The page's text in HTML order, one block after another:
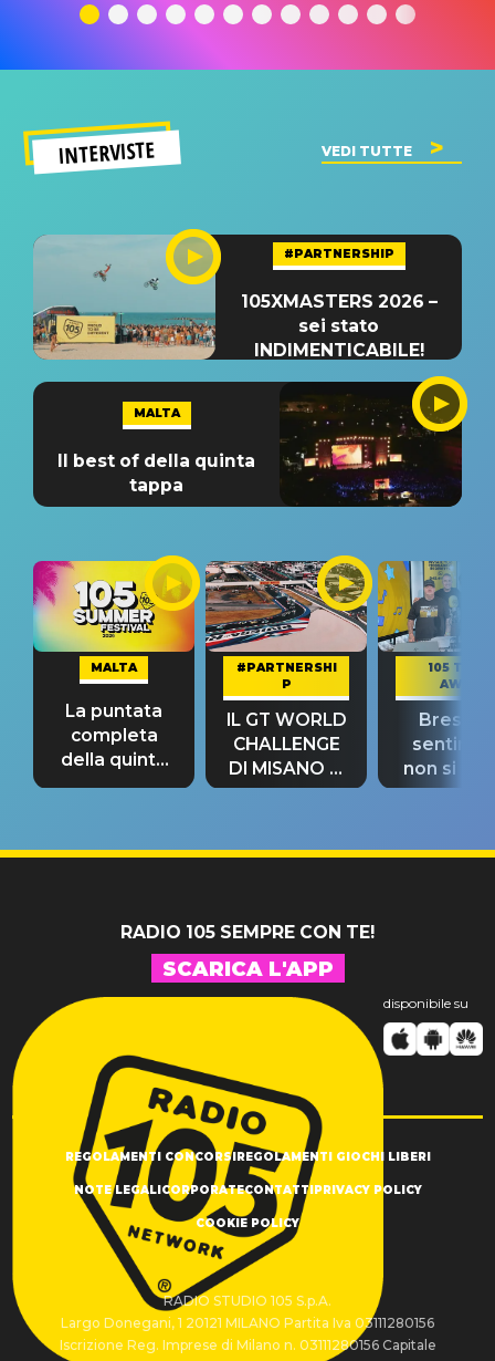
significato
del singolo
INTERVISTE VEDI TUTTE
#PARTNERSHIP
105XMASTERS 2026 –
sei stato
INDIMENTICABILE!
MALTA
Il best of della quinta
tappa
MALTA
La puntata
completa
della quinta
tappa
#PARTNERSHI
P
IL GT WORLD
CHALLENGE
DI MISANO si
riconferma
105 TAKE
AWAY
Bresh:
non si
fino alla
RADIO 105 SEMPRE CON TE!
SCARICA L'APP
disponibile su
REGOLAMENTI CONCORSIREGOLAMENTI GIOCHI LIBERI
NOTE LEGALICORPORATECONTATTIPRIVACY POLICY
COOKIE POLICY
RADIO STUDIO 105 S.p.A.
Largo Donegani, 1 20121 MILANO Partita Iva 03111280156
Iscrizione Reg. Imprese di Milano n. 03111280156 Capitale